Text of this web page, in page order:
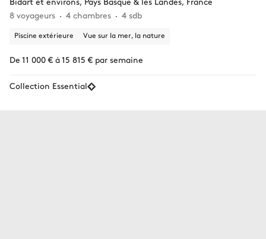
8 voyageurs
4 chambres 4 sdb
Piscine extérieure Vue sur la mer, la nature
De 11 000 € à 15 815 € par semaine
Collection Essential